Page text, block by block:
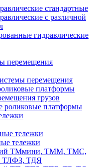
стандартные
с различной
гидравлические
перемещения
перемещения
платформы
грузов
роликовые платформы
тележки
тележки
ТМмини, ТММ, ТМС,
ТДЯ